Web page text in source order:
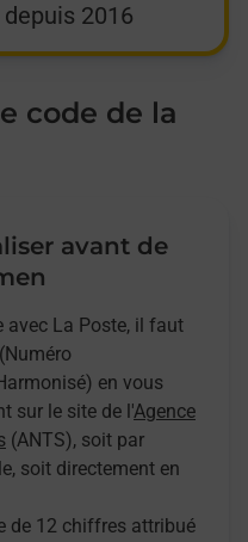
2016
code de la
avant de
avec La Poste, il faut
en vous
sur le site de l'Agence
(ANTS), soit par
soit directement en
de 12 chiffres attribué